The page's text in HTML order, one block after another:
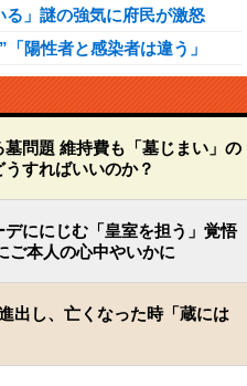
」謎の強気に府民が激怒
陽性者と感染者は違う」
問題 維持費も「墓じまい」の
すればいいのか？
ににじむ「皇室を担う」覚悟
ご本人の心中やいかに
出し、亡くなった時「蔵には